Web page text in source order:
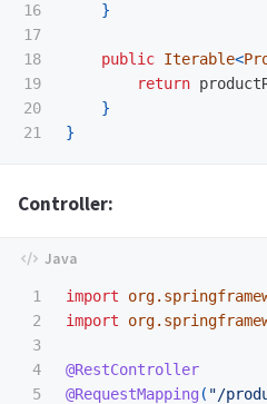
16
17
18
19
20
}
public Iterable<
return
}
}
Controller:
1
2
3
4
5
import
import
@RestController
@RequestMapping ( "/